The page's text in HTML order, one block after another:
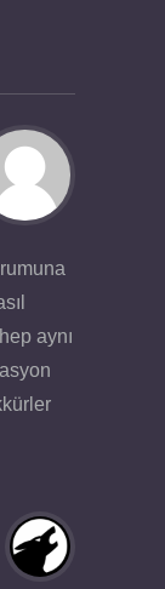
aynı